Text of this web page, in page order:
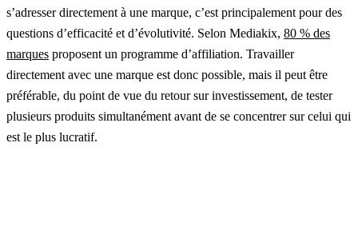
s’adresser directement à une marque, c’est principalement pour des
questions d’efficacité et d’évolutivité. Selon Mediakix, 80 % des
marques proposent un programme d’affiliation. Travailler
directement avec une marque est donc possible, mais il peut être
préférable, du point de vue du retour sur investissement, de tester
plusieurs produits simultanément avant de se concentrer sur celui qui
est le plus lucratif.